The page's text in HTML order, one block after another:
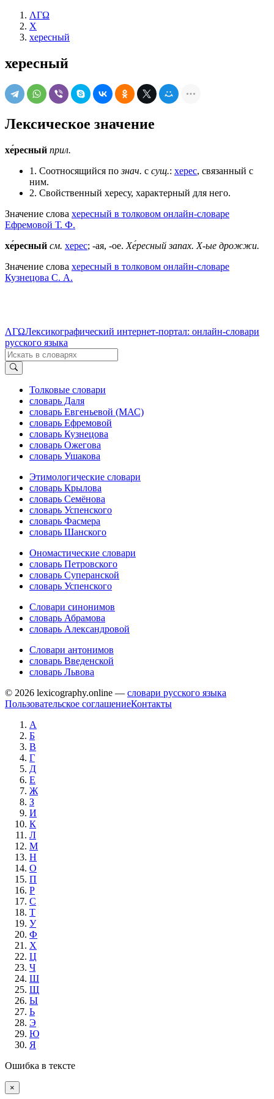
ΛΓΩ
Х
хересный
хересный
Лексическое значение
хе́ресный прил.
1. Соотносящийся познач. с сущ.: херес, связанный с
ним.
2. Свойственный хересу, характерный для него.
Значение слова хересный в толковом онлайн-словаре
Ефремовой Т. Ф.
хе́ресный см. херес; -ая, -ое. Хе́ресный запах. Х-ые дрожжи.
Значение слова хересный в толковом онлайн-словаре
Кузнецова С. А.
ΛΓΩЛексикографический интернет-портал: онлайн-словари
русского языка
Толковые словари
словарь Даля
словарь Евгеньевой (МАС)
словарь Ефремовой
словарь Кузнецова
словарь Ожегова
словарь Ушакова
Этимологические словари
словарь Крылова
словарь Семёнова
словарь Успенского
словарь Фасмера
словарь Шанского
Ономастические словари
словарь Петровского
словарь Суперанской
словарь Успенского
Словари синонимов
словарь Абрамова
словарь Александровой
Словари антонимов
словарь Введенской
словарь Львова
© 2026 lexicography.online — словари русского языка
Пользовательское соглашениеКонтакты
А
Б
В
Г
Д
Е
Ж
З
И
К
Л
М
Н
О
П
Р
С
Т
У
Ф
Х
Ц
Ч
Ш
Щ
Ы
Ь
Э
Ю
Я
Ошибка в тексте
×